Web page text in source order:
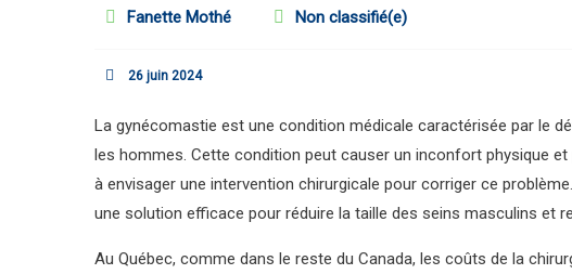
Fanette Mothé Non classifié(e)
26 juin 2024
La gynécomastie est une condition médicale caractérisée par le
les hommes. Cette condition peut causer un inconfort physique
à envisager une intervention chirurgicale pour corriger ce
une solution efficace pour réduire la taille des seins masculins et
Au Québec, comme dans le reste du Canada, les coûts de la